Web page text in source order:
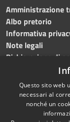
Amministrazione
Albo pretorio
Informativa
Note legali
Dichiarazione di
Obiettivi
Questo sito web
necessari al
nonché un